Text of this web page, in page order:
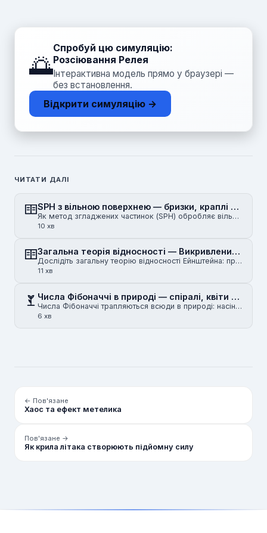
🌅
Спробуй цю симуляцію:
Розсіювання Релея
Інтерактивна модель прямо у браузері —
без встановлення.
Відкрити симуляцію →
ЧИТАТИ ДАЛІ
SPH з вільною поверхнею — бризки, краплі та хвилі
Як метод згладжених частинок (SPH) обробляє вільні поверхні: дефіцит густини, виявлення поверхні, по…
10 хв
Загальна теорія відносності — Викривлений простір-час і гравітація
Дослідіть загальну теорію відносності Ейнштейна: принцип еквівалентності, метричний тензор, геодезич…
11 хв
Числа Фібоначчі в природі — спіралі, квіти й золотий перетин
Числа Фібоначчі трапляються всюди в природі: насіння соняшника, спіралі шишок, мушлі наутилуса й рук…
6 хв
← Пов'язане
Хаос та ефект метелика
Пов'язане →
Як крила літака створюють підйомну силу